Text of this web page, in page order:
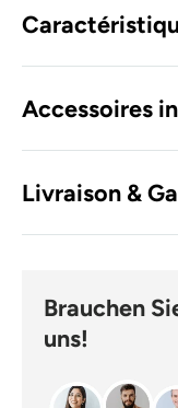
Accessoires
Livraison &
Brauchen
uns!